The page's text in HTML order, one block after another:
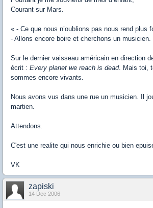
Courant sur Mars.
« - Ce que nous n’oublions pas nous rend plus
- Allons encore boire et cherchons un musicien.
Sur le dernier vaisseau américain en direction
écrit : Every planet we reach is dead. Mais toi,
sommes encore vivants.
Nous avons vus dans une rue un musicien. Il
martien.
Attendons.
C'est une realite qui nous enrichie ou bien
VK
zapiski
14 Dec 2006